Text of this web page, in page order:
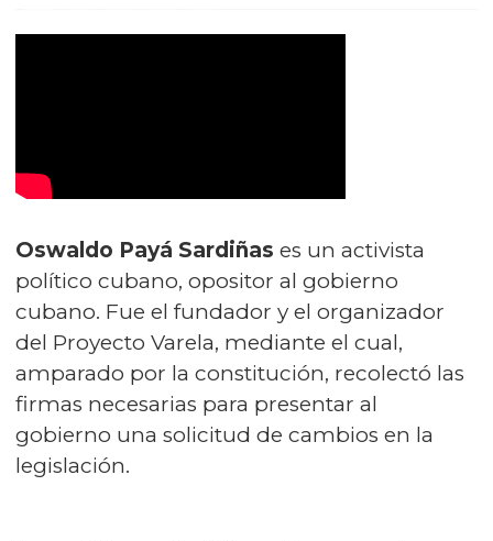
Oswaldo Payá Sardiñas es un activista
político cubano, opositor al gobierno
cubano. Fue el fundador y el organizador
del Proyecto Varela, mediante el cual,
amparado por la constitución, recolectó las
firmas necesarias para presentar al
gobierno una solicitud de cambios en la
legislación.